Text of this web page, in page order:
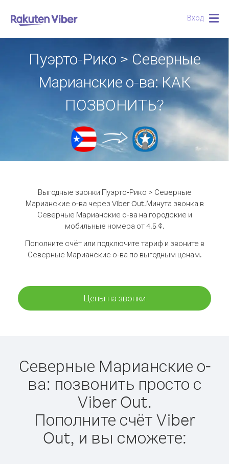
Вход
Пуэрто-Рико > Северные
Марианские о-ва: КАК
ПОЗВОНИТЬ?
Выгодные звонки Пуэрто-Рико > Северные
Марианские о-ва через Viber Out.Минута звонка в
Северные Марианские о-ва на городские и
мобильные номера от 4.5 ¢.
Пополните счёт или подключите тариф и звоните в
Северные Марианские о-ва по выгодным ценам.
Цены на звонки
Северные Марианские о-
ва: позвонить просто с
Viber Out.
Пополните счёт Viber
Out, и вы сможете: